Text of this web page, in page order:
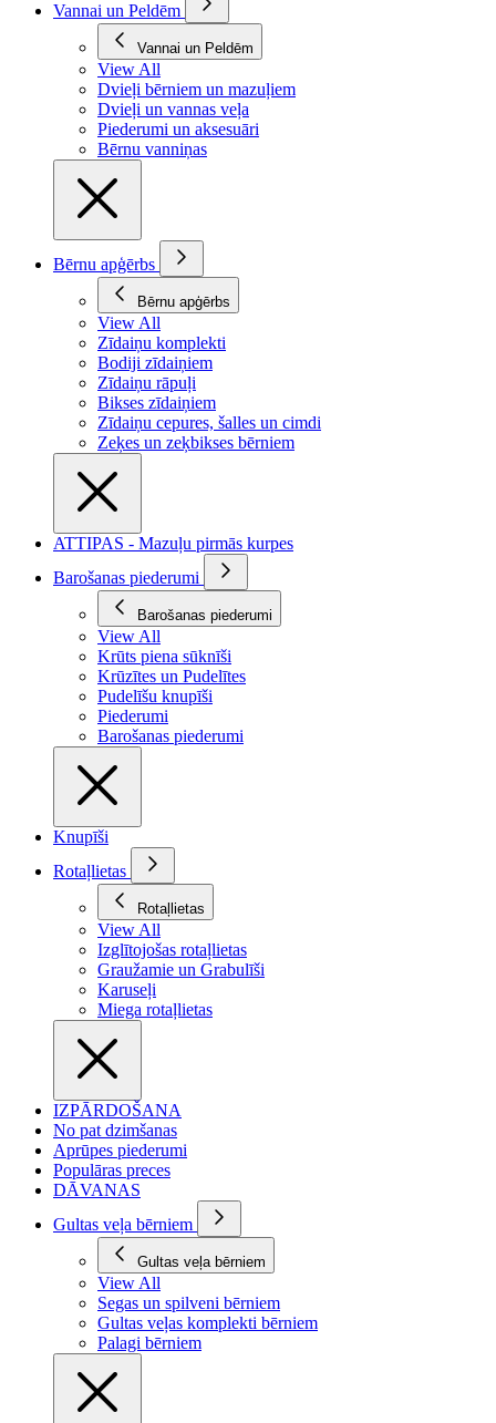
Vannai un Peldēm
Vannai un Peldēm
View All
Dvieļi bērniem un mazuļiem
Dvieļi un vannas veļa
Piederumi un aksesuāri
Bērnu vanniņas
Bērnu apģērbs
Bērnu apģērbs
View All
Zīdaiņu komplekti
Bodiji zīdaiņiem
Zīdaiņu rāpuļi
Bikses zīdaiņiem
Zīdaiņu cepures, šalles un cimdi
Zeķes un zeķbikses bērniem
ATTIPAS - Mazuļu pirmās kurpes
Barošanas piederumi
Barošanas piederumi
View All
Krūts piena sūknīši
Krūzītes un Pudelītes
Pudelīšu knupīši
Piederumi
Barošanas piederumi
Knupīši
Rotaļlietas
Rotaļlietas
View All
Izglītojošas rotaļlietas
Graužamie un Grabulīši
Karuseļi
Miega rotaļlietas
IZPĀRDOŠANA
No pat dzimšanas
Aprūpes piederumi
Populāras preces
DĀVANAS
Gultas veļa bērniem
Gultas veļa bērniem
View All
Segas un spilveni bērniem
Gultas veļas komplekti bērniem
Palagi bērniem